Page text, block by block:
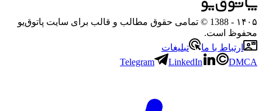
۱۴۰۵
- 1388 © تمامی حقوق مطالب و قالب برای سایت پاتوق‌یو
محفوظ است.
ارتباط با ما
تبلیغات
Telegram
LinkedIn DMCA